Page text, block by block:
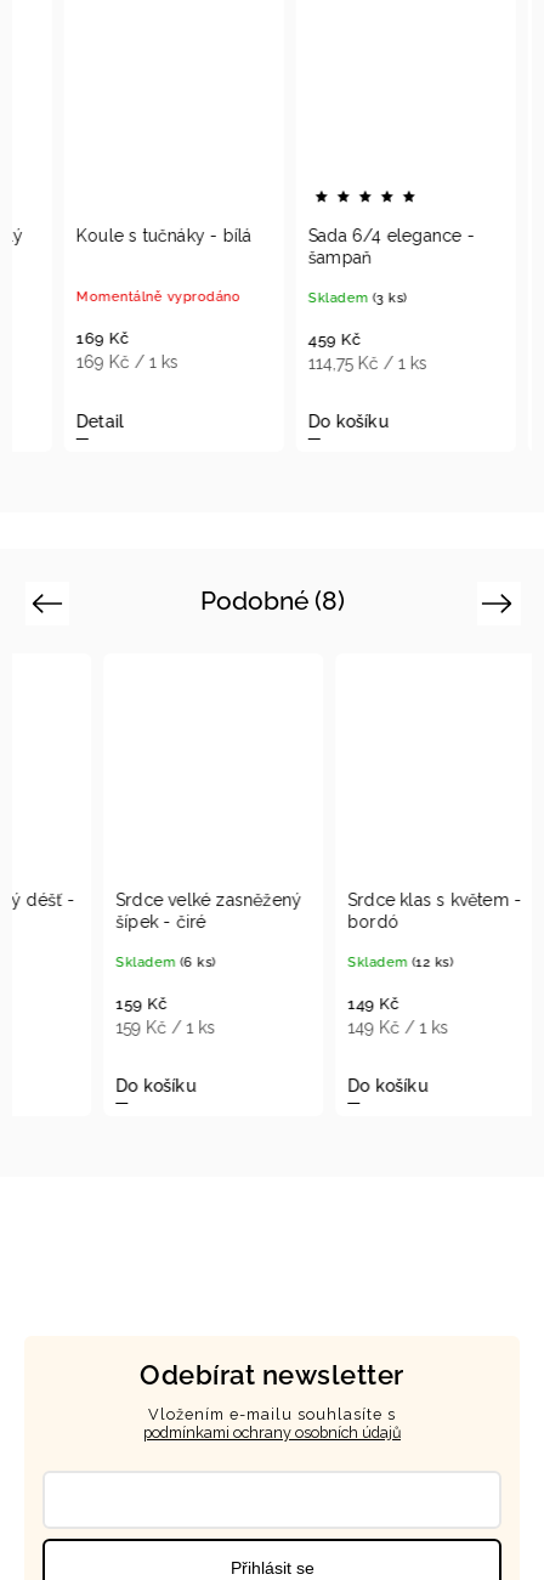
Koule s tučnáky - bílá
Momentálně vyprodáno
169 Kč
169 Kč / 1 ks
Detail
Sada 6/4 elegance -
šampaň
Skladem (3 ks)
459 Kč
114,75 Kč / 1 ks
Do košíku
Podobné (8)
Previous
Srdce velké zasněžený
šípek - čiré
(6 ks)
159 Kč / 1 ks
Srdce klas s květem -
(12 ks)
149 Kč / 1 ks
Next
Odebírat newsletter
Vložením e-mailu souhlasíte s
podmínkami ochrany osobních údajů
Přihlásit se